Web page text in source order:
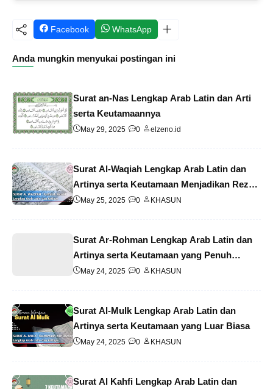
Facebook WhatsApp
Anda mungkin menyukai postingan ini
Surat an-Nas Lengkap Arab Latin dan Arti
serta Keutamaannya
May 29, 2025 0 elzeno.id
Surat Al-Waqiah Lengkap Arab Latin dan
Artinya serta Keutamaan Menjadikan Rezeki
Berlimpah
May 25, 2025 0 KHASUN
Surat Ar-Rohman Lengkap Arab Latin dan
Artinya serta Keutamaan yang Penuh
Nikmat
May 24, 2025 0 KHASUN
Surat Al-Mulk Lengkap Arab Latin dan
Artinya serta Keutamaan yang Luar Biasa
May 24, 2025 0 KHASUN
Surat Al Kahfi Lengkap Arab Latin dan